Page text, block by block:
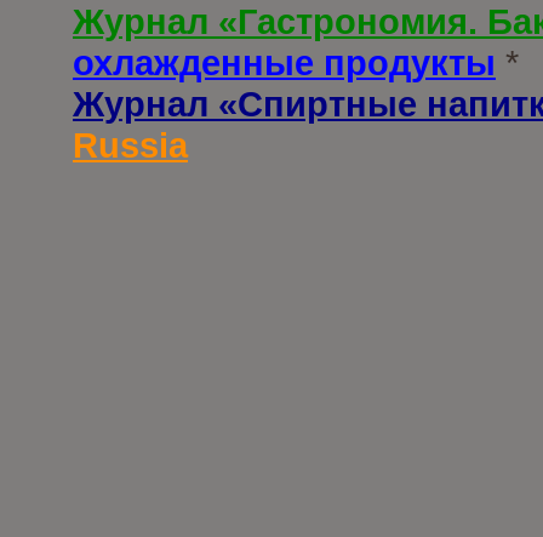
Журнал «Гастрономия.
охлажденные продукты *
Журнал «Спиртные
Russia